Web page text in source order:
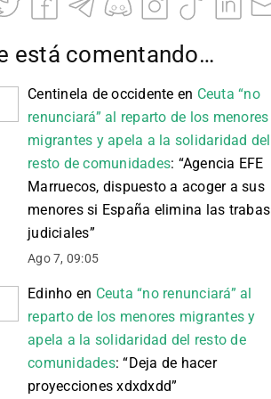
está comentando…
Centinela de occidente en Ceuta “no
renunciará” al reparto de los menores
migrantes y apela a la solidaridad del
resto de comunidades: “Agencia EFE
Marruecos, dispuesto a acoger a sus
menores si España elimina las trabas
judiciales”
Ago 7, 09:05
Edinho en Ceuta “no renunciará” al
reparto de los menores migrantes y
apela a la solidaridad del resto de
comunidades: “Deja de hacer
proyecciones xdxdxdd”